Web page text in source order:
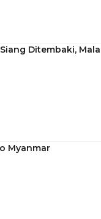
Ditembaki,
Myanmar